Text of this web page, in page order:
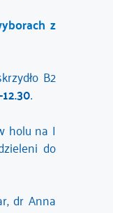
z
B2
.
holu na I
do
dr Anna